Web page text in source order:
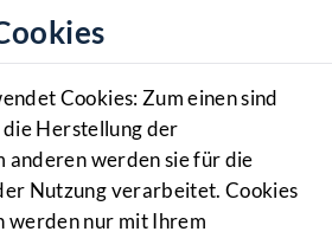
öffnen
Cookies: Zum einen sind
Herstellung der
anderen werden sie für die
Nutzung verarbeitet. Cookies
werden nur mit Ihrem
NR